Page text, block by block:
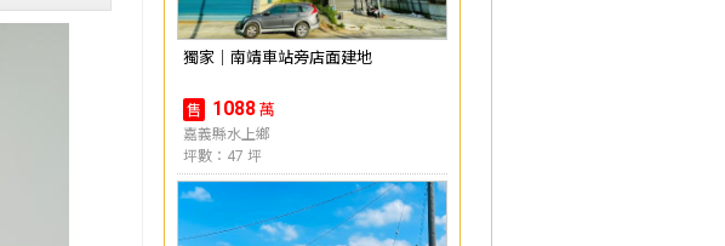
獨家｜南靖車站旁店面建地
售 1088 萬
嘉義縣水上鄉
坪數：47 坪